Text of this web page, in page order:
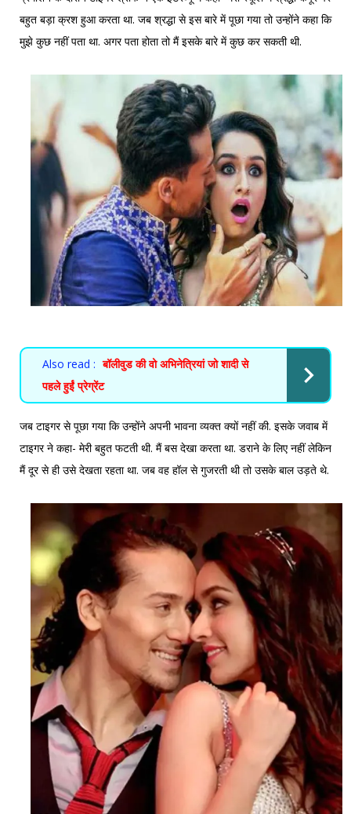
बहुत बड़ा क्रश हुआ करता था. जब श्रद्धा से इस बारे में पूछा गया तो उन्होंने कहा कि
मुझे कुछ नहीं पता था. अगर पता होता तो मैं इसके बारे में कुछ कर सकती थी.
Also read : बॉलीवुड की वो अभिनेत्रियां जो शादी से
पहले हुईं प्रेग्रेंट
जब टाइगर से पूछा गया कि उन्होंने अपनी भावना व्यक्त क्यों नहीं की. इसके जवाब में
टाइगर ने कहा- मेरी बहुत फटती थी. मैं बस देखा करता था. डराने के लिए नहीं लेकिन
मैं दूर से ही उसे देखता रहता था. जब वह हॉल से गुजरती थी तो उसके बाल उड़ते थे.